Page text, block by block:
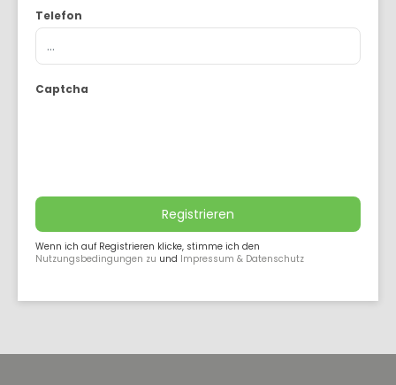
Telefon
Captcha
Registrieren
Wenn ich auf Registrieren klicke, stimme ich den
Nutzungsbedingungen zu und Impressum & Datenschutz